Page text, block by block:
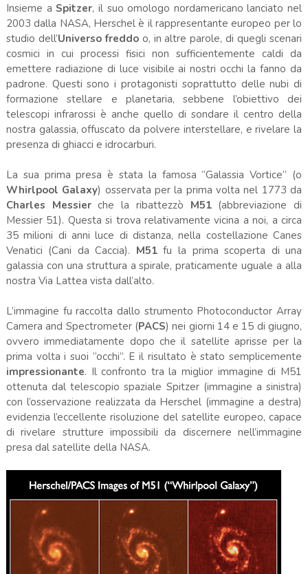
Insieme a Spitzer, il suo omologo nordamericano lanciato nel
2003 dalla NASA, Herschel è il rappresentante europeo per lo
studio dell’Universo freddo o, in altre parole, di quegli scenari
cosmici in cui processi fisici non sufficientemente caldi da
emettere radiazione di luce visibile ai nostri occhi la fanno da
padrone. Questi sono i protagonisti soprattutto delle nubi di
formazione stellare e planetaria, sebbene l’obiettivo dei
telescopi infrarossi è anche quello di sondare il centro della
nostra galassia, offuscato da polvere interstellare, e rivelare la
presenza di ghiacci e idrocarburi.
La sua prima presa è stata la famosa “Galassia Vortice” (o
Whirlpool Galaxy) osservata per la prima volta nel 1773 da
Charles Messierche la ribattezzò M51(abbreviazione di
Messier 51). Questa si trova relativamente vicina a noi, a circa
35 milioni di anni luce di distanza, nella costellazione Canes
Venatici (Cani da Caccia). M51fu la prima scoperta di una
galassia con una struttura a spirale, praticamente uguale a alla
nostra Via Lattea vista dall’alto.
L’immagine fu raccolta dallo strumento Photoconductor Array
Camera and Spectrometer (PACS) nei giorni 14 e 15 di giugno,
ovvero immediatamente dopo che il satellite aprisse per la
prima volta i suoi “occhi”. E il risultato è stato semplicemente
impressionante. Il confronto tra la miglior immagine di M51
ottenuta dal telescopio spaziale Spitzer (immagine a sinistra)
con l’osservazione realizzata da Herschel (immagine a destra)
evidenzia l’eccellente risoluzione del satellite europeo, capace
di rivelare strutture impossibili da discernere nell’immagine
presa dal satellite della NASA.